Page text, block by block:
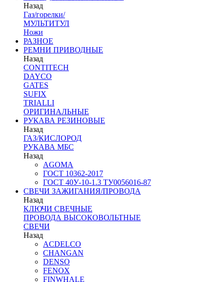
Назад
Газ/горелки/
МУЛЬТИТУЛ
Ножи
РАЗНОЕ
РЕМНИ ПРИВОДНЫЕ
Назад
CONTITECH
DAYCO
GATES
SUFIX
TRIALLI
ОРИГИНАЛЬНЫЕ
РУКАВА РЕЗИНОВЫЕ
Назад
ГАЗ/КИСЛОРОД
РУКАВА МБС
Назад
AGOMA
ГОСТ 10362-2017
ГОСТ 40У-10-1.3 ТУ0056016-87
СВЕЧИ ЗАЖИГАНИЯ/ПРОВОДА
Назад
КЛЮЧИ СВЕЧНЫЕ
ПРОВОДА ВЫСОКОВОЛЬТНЫЕ
СВЕЧИ
Назад
ACDELCO
CHANGAN
DENSO
FENOX
FINWHALE